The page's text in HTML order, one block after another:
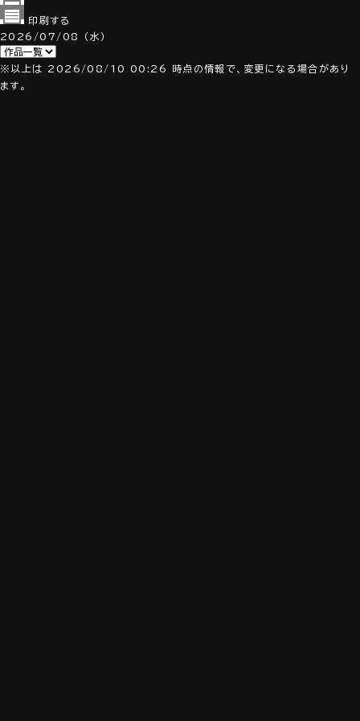
印刷する
2026/07/08
（水）
※以上は 2026/08/10 00:26 時点の情報で、変更になる場合があり
ます。